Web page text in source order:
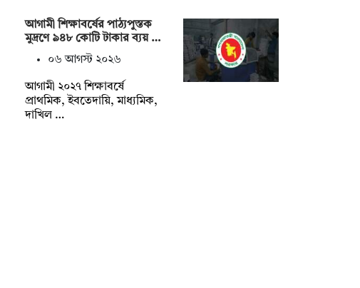
আগামী শিক্ষাবর্ষের পাঠ্যপুস্তক
মুদ্রণে ৯৪৮ কোটি টাকার ব্যয় …
০৬ আগস্ট ২০২৬
আগামী ২০২৭ শিক্ষাবর্ষে
প্রাথমিক, ইবতেদায়ি, মাধ্যমিক,
দাখিল …